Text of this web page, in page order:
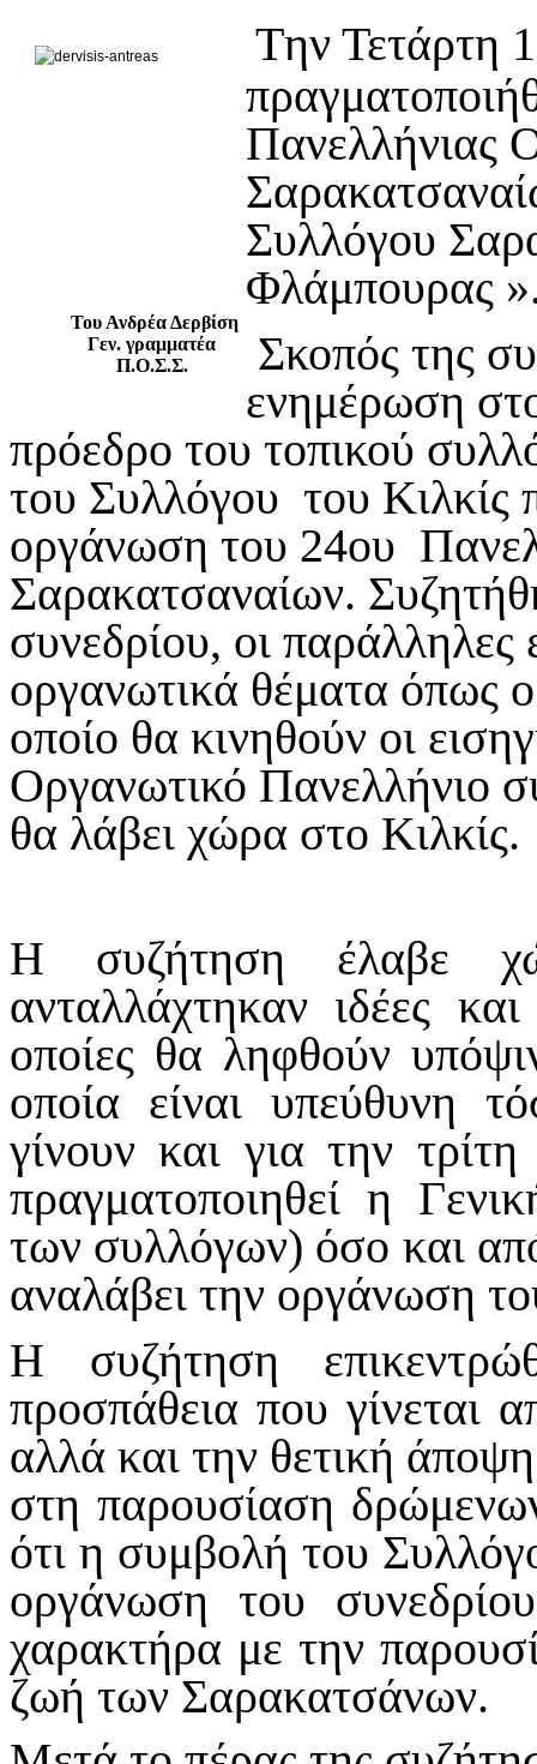
Του Ανδρέα Δερβίση
Γεν. γραμματέα
Π.Ο.Σ.Σ.
Tην Τετάρτη
Πανελλήνιας
Συλλόγου
Φλάμπουρας
Σκοπός της
ενημέρωση
πρόεδρο του τοπικού
του Συλλόγου του Κιλκίς
οργάνωση του 24ου
Σαρακατσαναίων.
συνεδρίου, οι
οργανωτικά θέματα όπως
οποίο θα κινηθούν οι
Οργανωτικό Πανελλήνιο
θα λάβει χώρα στο Κιλκίς.
Η συζήτηση έλαβε
ανταλλάχτηκαν ιδέες
οποίες θα ληφθούν
οποία είναι υπεύθυνη
γίνουν και για την
πραγματοποιηθεί η
των συλλόγων) όσο και
αναλάβει την οργάνωση
Η συζήτηση
προσπάθεια που γίνεται
αλλά και την θετική
στη παρουσίαση
ότι η συμβολή του
οργάνωση του
χαρακτήρα με την
ζωή των Σαρακατσάνων.